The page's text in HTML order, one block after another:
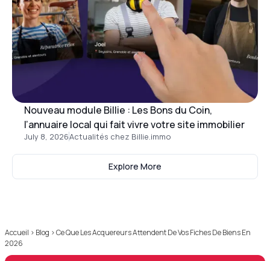
Nouveau module Billie : Les Bons du Coin,
l’annuaire local qui fait vivre votre site immobilier
July 8, 2026Actualités chez Billie.immo
Explore More
Accueil › Blog ›Ce Que Les Acquereurs Attendent De Vos Fiches De Biens En
2026